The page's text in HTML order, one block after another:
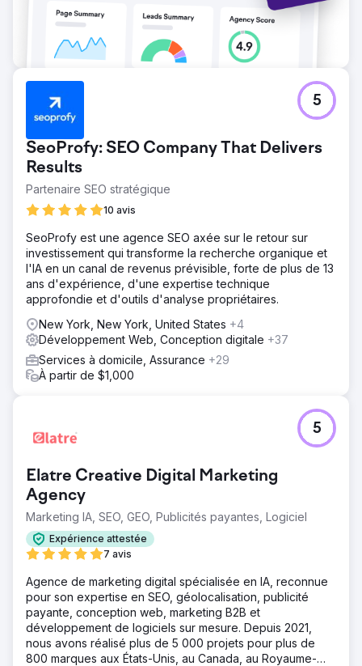
SeoProfy: SEO Company That Delivers
Results
Partenaire SEO stratégique
10 avis
5
SeoProfy est une agence SEO axée sur le retour sur
investissement qui transforme la recherche organique et
l'IA en un canal de revenus prévisible, forte de plus de 13
ans d'expérience, d'une expertise technique
approfondie et d'outils d'analyse propriétaires.
New York, New York, United States +4
Développement Web, Conception digitale +37
Services à domicile, Assurance +29
À partir de $1,000
Elatre Creative Digital Marketing
Agency
Marketing IA, SEO, GEO, Publicités payantes, Logiciel
Expérience attestée
7 avis
5
Agence de marketing digital spécialisée en IA, reconnue
pour son expertise en SEO, géolocalisation, publicité
payante, conception web, marketing B2B et
développement de logiciels sur mesure. Depuis 2021,
nous avons réalisé plus de 5 000 projets pour plus de
800 marques aux États-Unis, au Canada, au Royaume-